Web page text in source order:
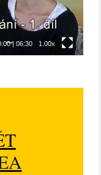
| 06:30 1.00x